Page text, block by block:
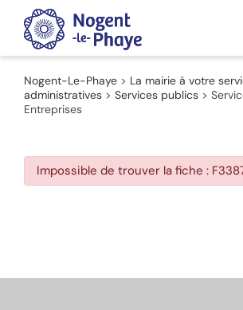
Passer
contenu
Nogent-Le-Phaye > La mairie à votre
administratives > Services publics >
Entreprises
Impossible de trouver la fiche :